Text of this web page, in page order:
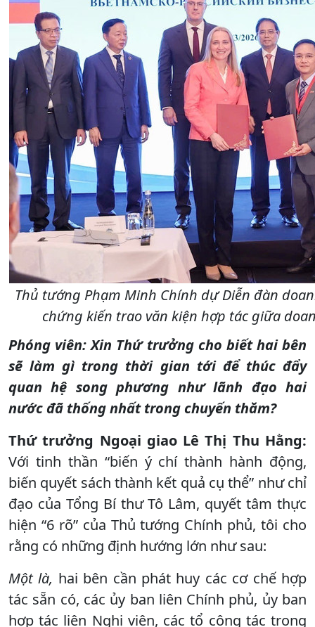
Thủ tướng Phạm Minh Chính dự Diễn đàn
chứng kiến trao văn kiện hợp tác giữa
Phóng viên: Xin Thứ trưởng cho biết hai bên
sẽ làm gì trong thời gian tới để thúc đẩy
quan hệ song phương như lãnh đạo hai
nước đã thống nhất trong chuyến thăm?
Thứ trưởng Ngoại giao Lê Thị Thu Hằng:
Với tinh thần “biến ý chí thành hành động,
biến quyết sách thành kết quả cụ thể” như chỉ
đạo của Tổng Bí thư Tô Lâm, quyết tâm thực
hiện “6 rõ” của Thủ tướng Chính phủ, tôi cho
rằng có những định hướng lớn như sau:
Một là, hai bên cần phát huy các cơ chế hợp
tác sẵn có, các ủy ban liên Chính phủ, ủy ban
hợp tác liên Nghị viện, các tổ công tác trong